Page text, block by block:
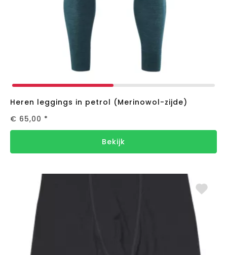
Heren leggings in petrol (Merinowol-zijde)
€ 65,00 *
Bekijk